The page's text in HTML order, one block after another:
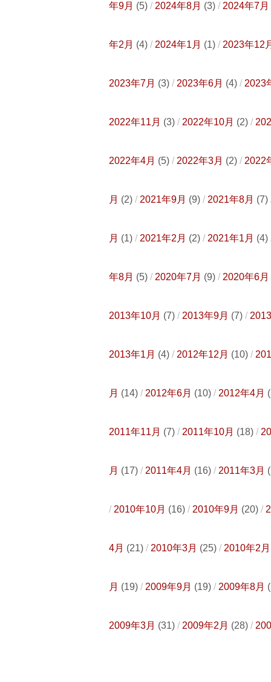
年9月 (5) 2024年8月 (3) 2024年7月
年2月 (4) 2024年1月 (1) 2023年12
2023年7月 (3) 2023年6月 (4) 2023
2022年11月 (3) 2022年10月 (2)
2022年4月 (5) 2022年3月 (2) 2022
月 (2) 2021年9月 (9) 2021年8月 (7)
月 (1) 2021年2月 (2) 2021年1月 (4)
年8月 (5) 2020年7月 (9) 2020年6月
2013年10月 (7) 2013年9月 (7)
2013年1月 (4) 2012年12月 (10)
月 (14) 2012年6月 (10) 2012年4月
2011年11月 (7) 2011年10月 (18)
月 (17) 2011年4月 (16) 2011年3月
2010年10月 (16) 2010年9月 (20)
4月 (21) 2010年3月 (25) 2010年2月
月 (19) 2009年9月 (19) 2009年8月
2009年3月 (31) 2009年2月 (28)